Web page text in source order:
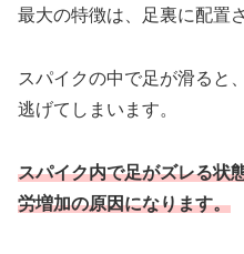
最大の特徴は、足裏に配置
スパイクの中で足が滑ると
逃げてしまいます。
スパイク内で足がズレる状
労増加の原因になります。